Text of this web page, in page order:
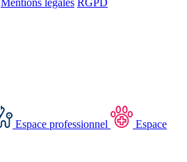
Mentions légales RGPD
Espace professionnel
Espace